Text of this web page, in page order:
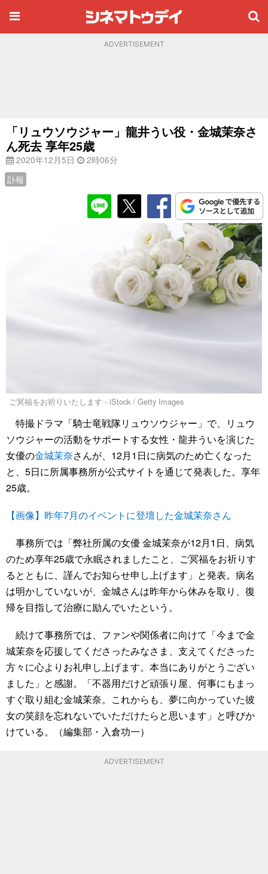
ADVERTISEMENT
「リュウソウジャー」龍井うい役・金城茉奈さ
ん死去 享年25歳
2020年12月5日
2時06分
訃報
ご冥福をお祈りいたします - iStock / Getty Images
特撮ドラマ「騎士竜戦隊リュウソウジャー」で、リュウ
ソウジャーの活動をサポートする女性・龍井ういを演じた
女優の金城茉奈さんが、12月1日に病気のため亡くなった
と、5日に所属事務所が公式サイトを通じて発表した。享年
25歳。
【画像】昨年7月のイベントに登壇した金城茉奈さん
事務所では「弊社所属の女優 金城茉奈が12月1日、病気
のため享年25歳で永眠されましたこと、ご冥福をお祈りす
るとともに、謹んでお知らせ申し上げます」と発表。病名
は明かしていないが、金城さんは昨年から休みを取り、復
帰を目指して治療に励んでいたという。
続けて事務所では、ファンや関係者に向けて「今まで金
城茉奈を応援してくださったみなさま、支えてくださった
方々に心よりお礼申し上げます。本当にありがとうござい
ました」と感謝。「不器用だけど頑張り屋、何事にもまっ
すぐ取り組む金城茉奈。これからも、夢に向かっていた彼
女の笑顔を忘れないでいただけたらと思います」と呼びか
けている。（編集部・入倉功一）
ADVERTISEMENT